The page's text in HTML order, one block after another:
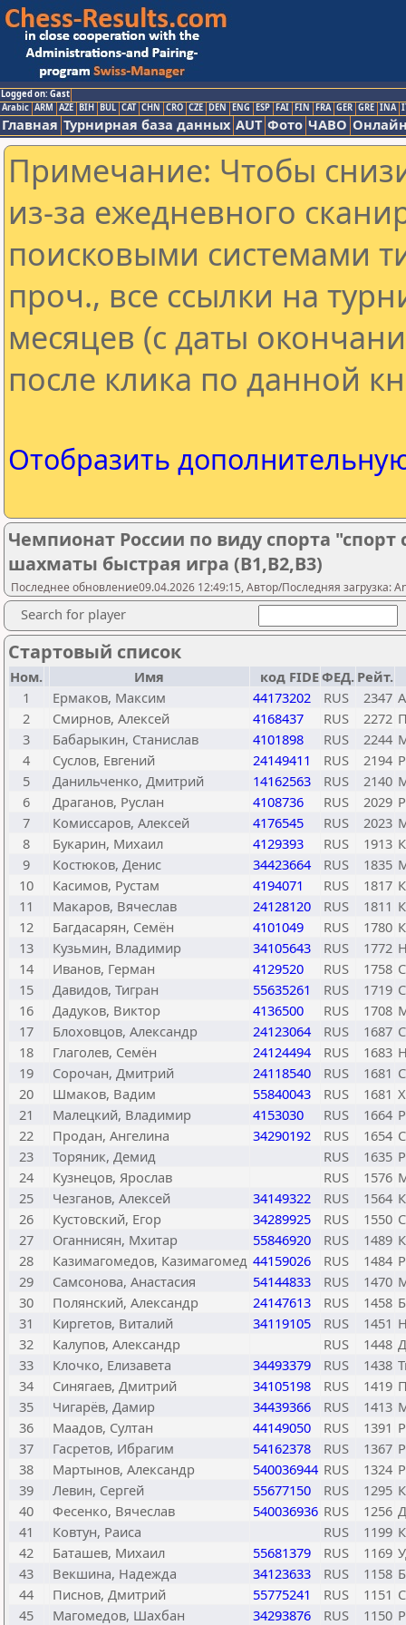
Logged on: Gast
Arabic ARM AZE BIH BUL CAT CHN CRO CZE DEN ENG ESP FAI FIN FRA GER GRE INA
Главная Турнирная база данных AUT Фото ЧАВО
Примечание: Чтобы
из-за ежедневного
поисковыми системами
проч., все ссылки на
месяцев (с даты
после клика по данной
Отобразить
Чемпионат России по виду спорта
шахматы быстрая игра (В1,В2,В3)
Последнее обновление09.04.2026 12:49:15, Автор/Последняя загрузка:
Search for player
Стартовый список
Ном. Имя код FIDEФЕД. Рейт.
1
Ермаков, Максим 44173202 RUS 2347
2
Смирнов, Алексей 4168437 RUS 2272
3
Бабарыкин, Станислав 4101898 RUS 2244
4
Суслов, Евгений 24149411 RUS 2194
5
Данильченко, Дмитрий 14162563 RUS 2140
6
Драганов, Руслан 4108736 RUS 2029
7
Комиссаров, Алексей 4176545 RUS 2023
8
Букарин, Михаил 4129393 RUS 1913
9
Костюков, Денис 34423664 RUS 1835
10
Касимов, Рустам 4194071 RUS 1817
11
Макаров, Вячеслав 24128120 RUS 1811
12
Багдасарян, Семён 4101049 RUS 1780
13
Кузьмин, Владимир 34105643 RUS 1772
14
Иванов, Герман 4129520 RUS 1758
15
Давидов, Тигран 55635261 RUS 1719
16
Дадуков, Виктор 4136500 RUS 1708
17
Блоховцов, Александр 24123064 RUS 1687
18
Глаголев, Семён 24124494 RUS 1683
19
Сорочан, Дмитрий 24118540 RUS 1681
20
Шмаков, Вадим 55840043 RUS 1681
21
Малецкий, Владимир 4153030 RUS 1664
22
Продан, Ангелина 34290192 RUS 1654
23
Торяник, Демид RUS 1635
24
Кузнецов, Ярослав RUS 1576
25
Чезганов, Алексей 34149322 RUS 1564
26
Кустовский, Егор 34289925 RUS 1550
27
Оганнисян, Мхитар 55846920 RUS 1489
28
Казимагомедов, Казимагомед 44159026 RUS 1484
29
Самсонова, Анастасия 54144833 RUS 1470
30
Полянский, Александр 24147613 RUS 1458
31
Киргетов, Виталий 34119105 RUS 1451
32
Калупов, Александр RUS 1448
33
Клочко, Елизавета 34493379 RUS 1438
34
Синягаев, Дмитрий 34105198 RUS 1419
35
Чигарёв, Дамир 34439366 RUS 1413
36
Маадов, Султан 44149050 RUS 1391
37
Гасретов, Ибрагим 54162378 RUS 1367
38
Мартынов, Александр 540036944 RUS 1324
39
Левин, Сергей 55677150 RUS 1295
40
Фесенко, Вячеслав 540036936 RUS 1256
41
Ковтун, Раиса RUS 1199
42
Баташев, Михаил 55681379 RUS 1169
43
Векшина, Надежда 34123633 RUS 1158
44
Писнов, Дмитрий 55775241 RUS 1151
45
Магомедов, Шахбан 34293876 RUS 1150